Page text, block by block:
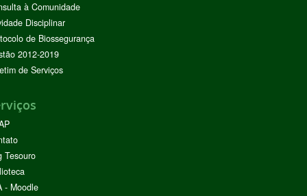
à Comunidade
Disciplinar
de Biossegurança
2012-2019
de Serviços
Tesouro
- Moodle